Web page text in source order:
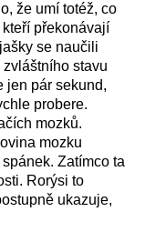
že umí totéž, co
překonávají
se naučili
zvláštního stavu
jen pár sekund,
probere.
mozků.
mozku
Zatímco ta
Rorýsi to
ukazuje,